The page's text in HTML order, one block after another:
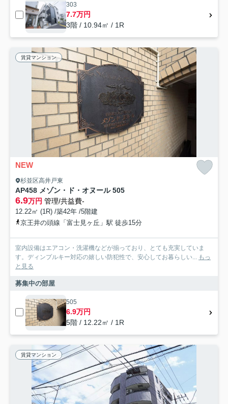
303
7.7万円
3階 / 10.94㎡ / 1R
賃貸マンション
NEW
杉並区高井戸東
AP458 メゾン・ド・オヌール 505
6.9万円 管理/共益費-
12.22㎡ (1R) /築42年 /5階建
京王井の頭線「富士見ヶ丘」駅 徒歩15分
室内設備はエアコン・洗濯機などが揃っており、とても充実していま
す。ディンプルキー対応の嬉しい防犯性で、安心してお暮らしい... もっ
と見る
募集中の部屋
505
6.9万円
5階 / 12.22㎡ / 1R
賃貸マンション